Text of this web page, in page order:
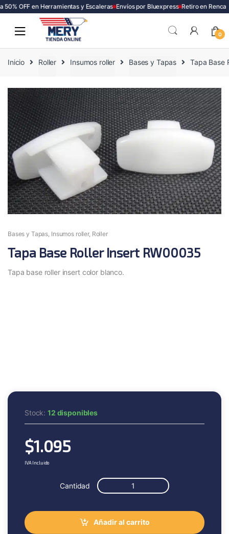
OFF en Herramientas y Escaleras Envíos por Bluexpress Retiro en Renca
0
Inicio Roller Insumos roller Bases y Tapas Tapa Base
Bases y Tapas Insumos roller, Roller
Tapa Base Roller Insert RW00035
Tapa base roller insert color blanco.
Stock:12 disponibles
$1.095
IVA Incluido
Cantidad
Añadir al carrito